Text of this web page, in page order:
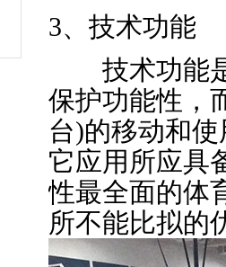
3、技术功能
技术功能是
保护功能性，
台)的移动和
它应用所应具
性最全面的体
所不能比拟的